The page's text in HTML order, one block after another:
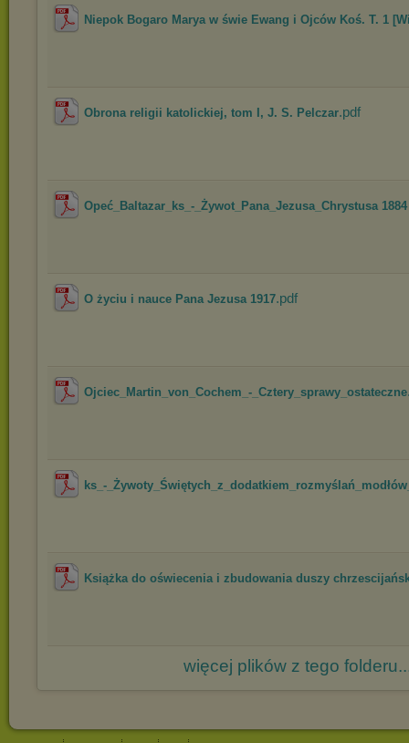
Niepok Bogaro Marya w świe Ewang i Ojców Koś. T. 1
Obrona religii katolickiej, tom I, J. S. Pelczar.pdf
Opeć_Baltazar_ks_-_Żywot_Pana_Jezusa_Chrystusa
O życiu i nauce Pana Jezusa 1917.pdf
Ojciec_Martin_von_Cochem_-_Cztery_sprawy_ostateczne
ks_-
Książka do oświecenia i zbudowania duszy
więcej plików z tego